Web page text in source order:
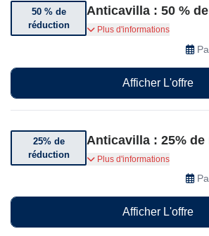
50 % de
réduction
Anticavilla : 50 %
Bénéficiez de 50% de
Plus d'informations
Afficher L'offre
25% de
réduction
Anticavilla : 25%
Bénéficiez jusqu’à 25% de
souscrivant un nouvel
Plus d'informations
Afficher L'offre